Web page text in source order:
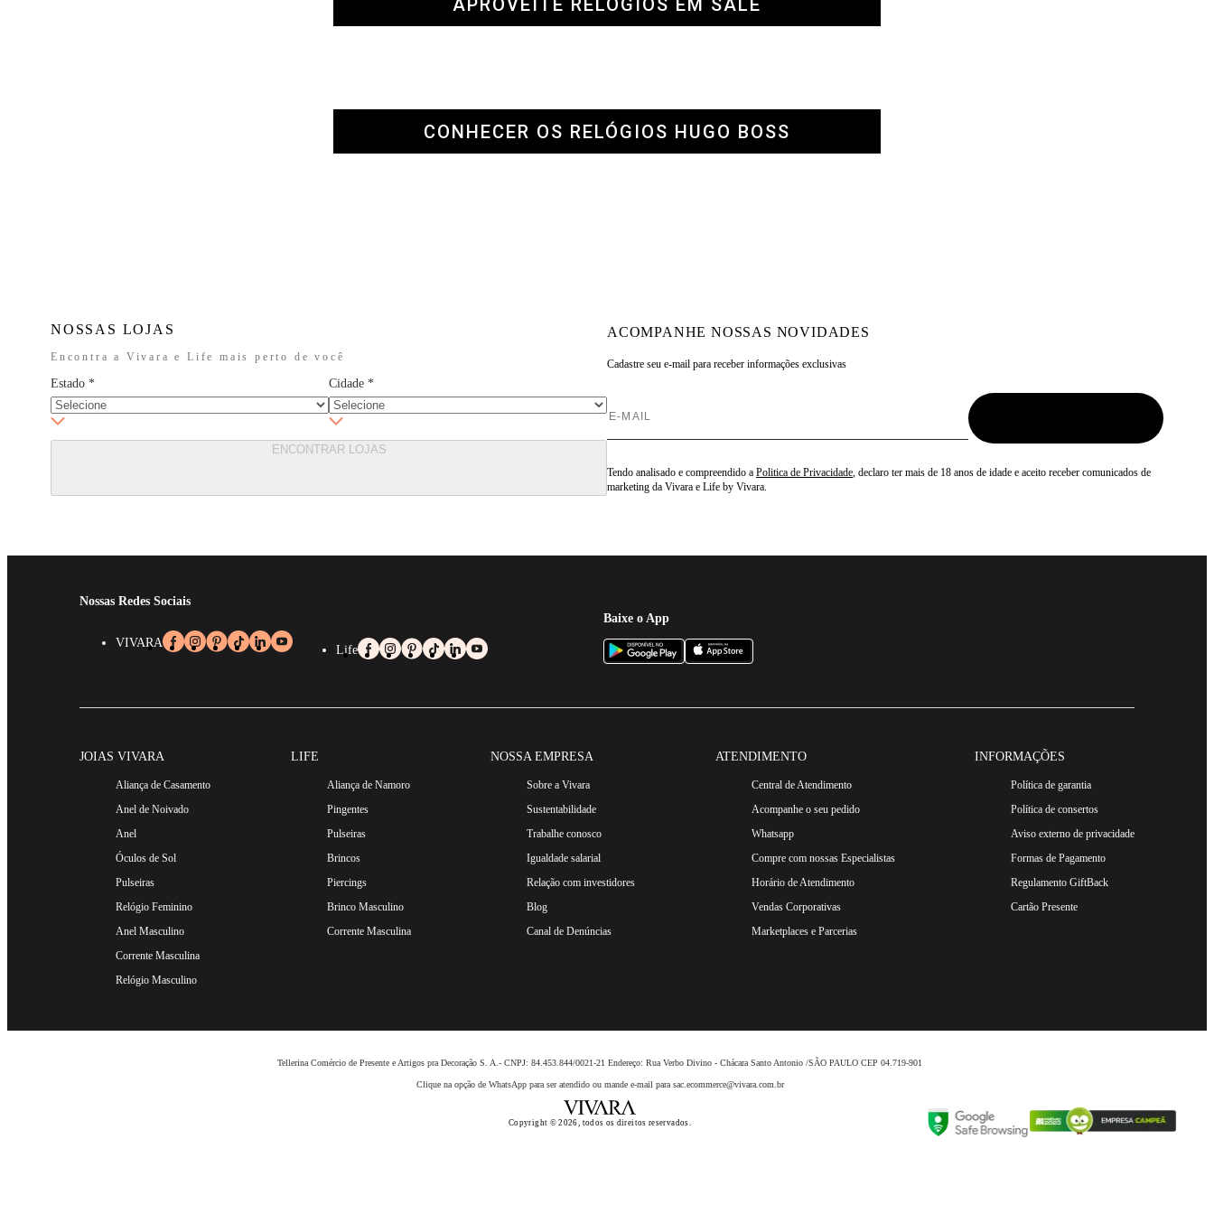
APROVEITE RELÓGIOS EM SALE
CONHECER OS RELÓGIOS HUGO BOSS
NOSSAS LOJAS
Encontra a Vivara e Life mais perto de você
Estado * Cidade *
ENCONTRAR LOJAS
ACOMPANHE NOSSAS NOVIDADES
Cadastre seu e-mail para receber informações exclusivas
Tendo analisado e compreendido a Politica de Privacidade , declaro ter mais de 18 anos de idade e aceito receber comunicados de
marketing da Vivara e Life by Vivara.
Nossas Redes Sociais
VIVARA
Life
Baixe o App
JOIAS VIVARA
Aliança de Casamento
Anel de Noivado
Anel
Óculos de Sol
Pulseiras
Relógio Feminino
Anel Masculino
Corrente Masculina
Relógio Masculino
LIFE
Aliança de Namoro
Pingentes
Pulseiras
Brincos
Piercings
Brinco Masculino
Corrente Masculina
NOSSA EMPRESA
Sobre a Vivara
Sustentabilidade
Trabalhe conosco
Igualdade salarial
Relação com investidores
Blog
Canal de Denúncias
ATENDIMENTO
Central de Atendimento
Acompanhe o seu pedido
Whatsapp
Compre com nossas Especialistas
Horário de Atendimento
Vendas Corporativas
Marketplaces e Parcerias
INFORMAÇÕES
Política de garantia
Política de consertos
Aviso externo de privacidade
Formas de Pagamento
Regulamento GiftBack
Cartão Presente
Tellerina Comércio de Presente e Artigos pra Decoração S. A.- CNPJ: 84.453.844/0021-21 Endereço: Rua Verbo Divino - Chácara Santo Antonio /SÃO PAULO CEP 04.719-901
Clique na opção de WhatsApp para ser atendido ou mande e-mail para sac.ecommerce@vivara.com.br
Copyright © 2026, todos os direitos reservados.